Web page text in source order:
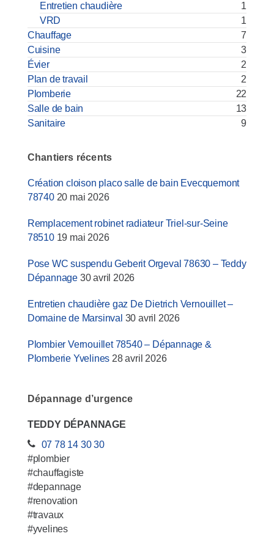
Entretien chaudière
1
VRD
1
Chauffage
7
Cuisine
3
Évier
2
Plan de travail
2
Plomberie
22
Salle de bain
13
Sanitaire
9
Chantiers récents
Création cloison placo salle de bain Evecquemont
78740 20 mai 2026
Remplacement robinet radiateur Triel-sur-Seine
78510 19 mai 2026
Pose WC suspendu Geberit Orgeval 78630 – Teddy
Dépannage 30 avril 2026
Entretien chaudière gaz De Dietrich Vernouillet –
Domaine de Marsinval 30 avril 2026
Plombier Vernouillet 78540 – Dépannage &
Plomberie Yvelines 28 avril 2026
Dépannage d’urgence
TEDDY DÉPANNAGE
07 78 14 30 30
#plombier
#chauffagiste
#depannage
#renovation
#travaux
#yvelines